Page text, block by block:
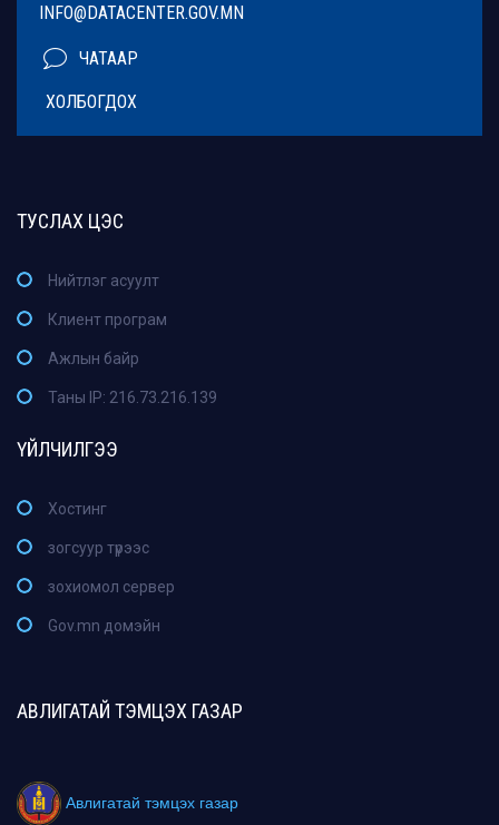
INFO@DATACENTER.GOV.MN
ЧАТААР
ХОЛБОГДОХ
ТУСЛАХ ЦЭС
Нийтлэг асуулт
Клиент програм
Ажлын байр
Таны IP: 216.73.216.139
ҮЙЛЧИЛГЭЭ
Хостинг
зогсуур түрээс
зохиомол сервер
Gov.mn домэйн
АВЛИГАТАЙ ТЭМЦЭХ ГАЗАР
Авлигатай тэмцэх газар